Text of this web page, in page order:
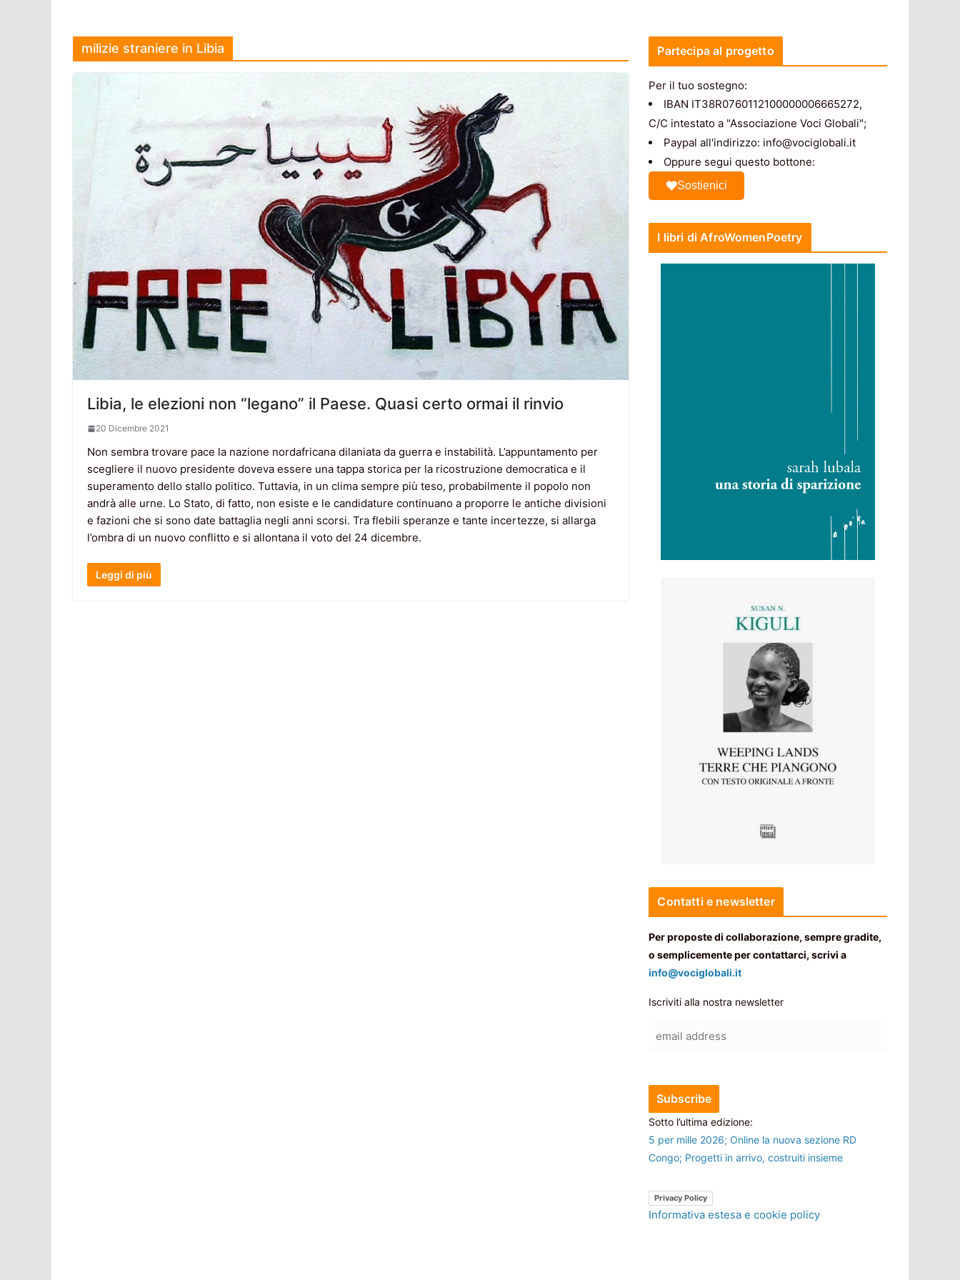
milizie straniere in Libia
Libia, le elezioni non “legano” il Paese. Quasi certo ormai il rinvio
20 Dicembre 2021
Non sembra trovare pace la nazione nordafricana dilaniata da guerra e instabilità. L’appuntamento per
scegliere il nuovo presidente doveva essere una tappa storica per la ricostruzione democratica e il
superamento dello stallo politico. Tuttavia, in un clima sempre più teso, probabilmente il popolo non
andrà alle urne. Lo Stato, di fatto, non esiste e le candidature continuano a proporre le antiche divisioni
e fazioni che si sono date battaglia negli anni scorsi. Tra flebili speranze e tante incertezze, si allarga
l’ombra di un nuovo conflitto e si allontana il voto del 24 dicembre.
Leggi di più
Partecipa al progetto
Per il tuo sostegno:
IBAN IT38R0760112100000006665272,
C/C intestato a "Associazione Voci Globali";
Paypal all'indirizzo: info@vociglobali.it
Oppure segui questo bottone:
Sostienici
I libri di AfroWomenPoetry
Contatti e newsletter
Per proposte di collaborazione, sempre gradite,
o semplicemente per contattarci, scrivi a
info@vociglobali.it
Iscriviti alla nostra newsletter
Sotto l’ultima edizione:
5 per mille 2026; Online la nuova sezione RD
Congo; Progetti in arrivo, costruiti insieme
Privacy Policy
Informativa estesa e cookie policy